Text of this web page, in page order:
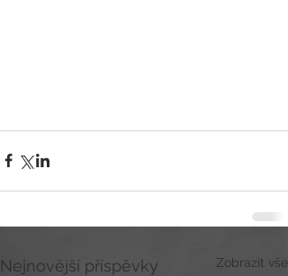
Nejnovější příspěvky Zobrazit vše